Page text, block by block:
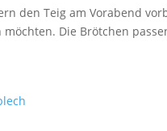
den Teig am Vorabend
Die Brötchen